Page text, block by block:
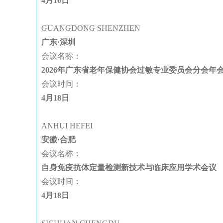
GUANGDONG SHENZHEN
广东·深圳
会议名称：
2026年广东省老年保健协会过敏专业委员会分会年
会议时间：
4月18日
ANHUI HEFEI
安徽·合肥
会议名称：
自身免疫抗体定量检测新技术与临床应用学术会议
会议时间：
4月18日